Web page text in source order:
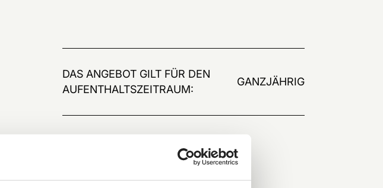
DAS ANGEBOT GILT FÜR DEN
AUFENTHALTSZEITRAUM:
GANZJÄHRIG
BOOK THIS OFFER